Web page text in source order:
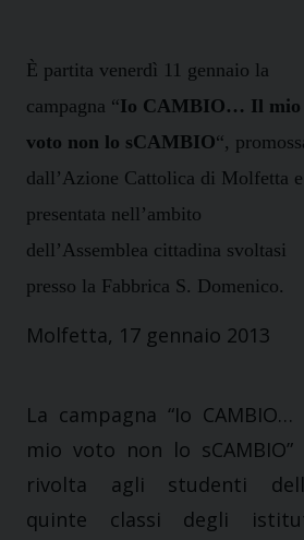
È partita venerdì 11 gennaio la
campagna “Io CAMBIO… Il mio
voto non lo sCAMBIO“,
dall’Azione Cattolica di Molfetta e
presentata nell’ambito
dell’Assemblea cittadina svoltasi
presso la Fabbrica S. Domenico.
Molfetta, 17 gennaio 2013
La campagna “Io CAMBIO…
mio voto non lo sCAMBIO”
rivolta agli studenti
quinte classi degli